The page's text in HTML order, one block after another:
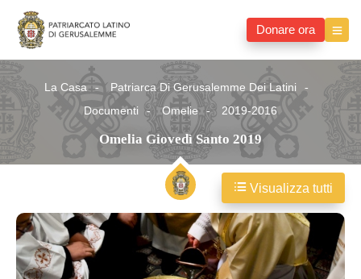
Donare ora
La Casa
Patriarca Di Gerusalemme Dei Latini
Documenti
Omelie 2019-2016
Omelia Giovedì Santo 2019
Visualizza tutti